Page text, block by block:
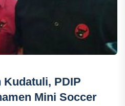
Kudatuli, PDIP
Mini Soccer